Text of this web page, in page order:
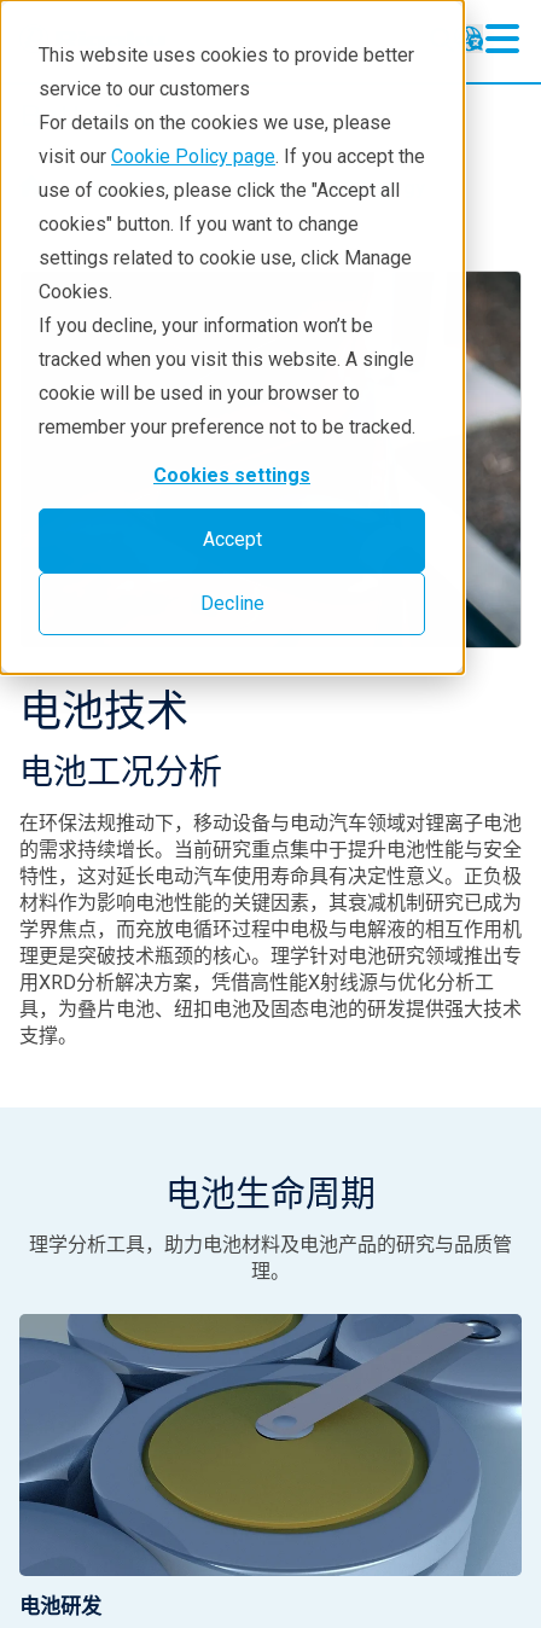
This website uses cookies to provide better
service to our customers
For details on the cookies we use, please
visit our Cookie Policy page. If you accept the
use of cookies, please click the "Accept all
cookies" button. If you want to change
settings related to cookie use, click Manage
Cookies.
If you decline, your information won’t be
tracked when you visit this website. A single
cookie will be used in your browser to
remember your preference not to be tracked.
Cookies settings
Accept
Decline
Batteries
Batteries
Application Examples
Solutions
Industries Environment & Energy
电池技术
电池工况分析
在环保法规推动下，移动设备与电动汽车领域对锂离子电池
的需求持续增长。当前研究重点集中于提升电池性能与安全
特性，这对延长电动汽车使用寿命具有决定性意义。正负极
材料作为影响电池性能的关键因素，其衰减机制研究已成为
学界焦点，而充放电循环过程中电极与电解液的相互作用机
理更是突破技术瓶颈的核心。理学针对电池研究领域推出专
用XRD分析解决方案，凭借高性能X射线源与优化分析工
具，为叠片电池、纽扣电池及固态电池的研发提供强大技术
支撑。
电池生命周期
理学分析工具，助力电池材料及电池产品的研究与品质管
理。
电池研发